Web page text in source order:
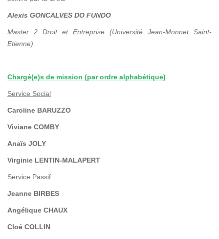
Alexis GONCALVES DO FUNDO
Master 2 Droit et Entreprise (Université Jean-Monnet Saint-
Etienne)
Chargé(e)s de mission (par ordre alphabétique)
Service Social
Caroline BARUZZO
Viviane COMBY
Anaïs JOLY
Virginie LENTIN-MALAPERT
Service Passif
Jeanne BIRBES
Angélique CHAUX
Cloé COLLIN